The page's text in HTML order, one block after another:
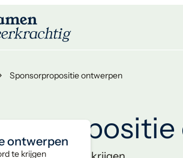
Sponsorpropositie ontwerpen
ontwerpen
te krijgen